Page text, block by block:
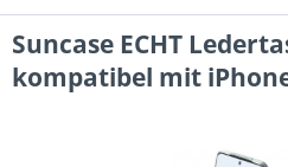
Suncase ECHT
kompatibel mit